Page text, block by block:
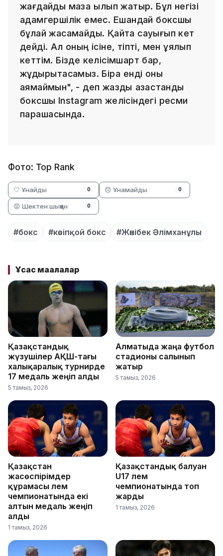
жағдайды мазақ қылып жатыр. Бұл негізі
адамгершілік емес. Ешқандай боксшы
бұлай жасамайды. Қайта сауығып кет
дейді. Ал оның ісіне, тіпті, мен ұялып
кеттім. Бізде келісімшарт бар,
жұдырықтасамыз. Бірақ енді оны
аямаймын", - деп жазды қазақстандық
боксшы Instagram желісіндегі ресми
парақшасында.
Фото: Top Rank
🤍 Ұнайды 0 😞 Ұнамайды 0
😡 Шектен шыққан 0
#бокс #кәсіпқой бокс #Жәнібек Әлімханұлы
Ұқсас мақалалар
Қазақстандық
жүзушілер АҚШ-тағы
халықаралық турнирде
17 медаль жеңіп алды
5 тамыз, 2026
Алматыда жаңа футбол
стадионы салынып
жатыр
5 тамыз, 2026
Қазақстан
жасөспірімдер
құрамасы әлем
чемпионатында екі
алтын медаль жеңіп
алды
1 тамыз, 2026
Қазақстандық балуан
U17 әлем
чемпионатында топ
жарды
1 тамыз, 2026